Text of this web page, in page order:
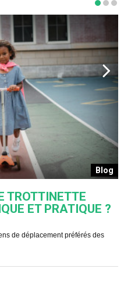
Blog
TROTTINETTE
ET PRATIQUE ?
de déplacement préférés des